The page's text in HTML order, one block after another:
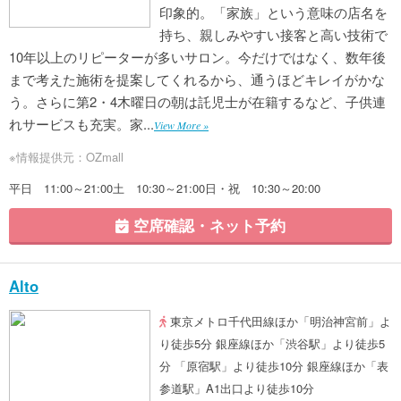
印象的。「家族」という意味の店名を
持ち、親しみやすい接客と高い技術で
10年以上のリピーターが多いサロン。今だけではなく、数年後
まで考えた施術を提案してくれるから、通うほどキレイがかな
う。さらに第2・4木曜日の朝は託児士が在籍するなど、子供連
れサービスも充実。家...View More »
※情報提供元：OZmall
平日 11:00～21:00土 10:30～21:00日・祝 10:30～20:00
空席確認・ネット予約
Alto
東京メトロ千代田線ほか「明治神宮前」よ
り徒歩5分 銀座線ほか「渋谷駅」より徒歩5
分 「原宿駅」より徒歩10分 銀座線ほか「表
参道駅」A1出口より徒歩10分